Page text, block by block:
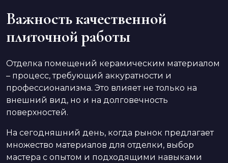
Важность качественной
плиточной работы
Отделка помещений керамическим материалом
– процесс, требующий аккуратности и
профессионализма. Это влияет не только на
внешний вид, но и на долговечность
поверхностей.
На сегодняшний день, когда рынок предлагает
множество материалов для отделки, выбор
мастера с опытом и подходящими навыками